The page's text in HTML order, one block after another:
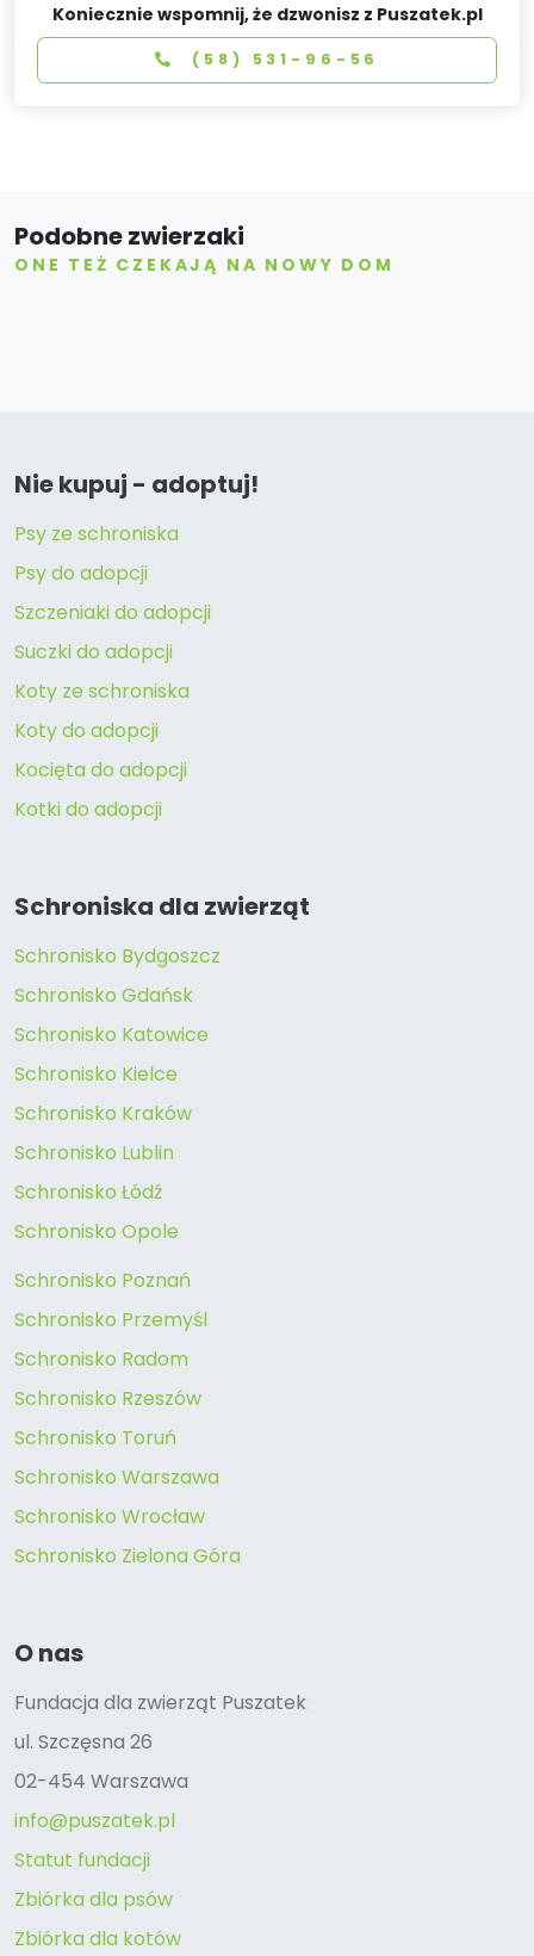
Koniecznie wspomnij, że dzwonisz z Puszatek.pl
(58) 531-96-56
Podobne zwierzaki
ONE TEŻ CZEKAJĄ NA NOWY DOM
Nie kupuj - adoptuj!
Psy ze schroniska
Psy do adopcji
Szczeniaki do adopcji
Suczki do adopcji
Koty ze schroniska
Koty do adopcji
Kocięta do adopcji
Kotki do adopcji
Schroniska dla zwierząt
Schronisko Bydgoszcz
Schronisko Gdańsk
Schronisko Katowice
Schronisko Kielce
Schronisko Kraków
Schronisko Lublin
Schronisko Łódź
Schronisko Opole
Schronisko Poznań
Schronisko Przemyśl
Schronisko Radom
Schronisko Rzeszów
Schronisko Toruń
Schronisko Warszawa
Schronisko Wrocław
Schronisko Zielona Góra
O nas
Fundacja dla zwierząt Puszatek
ul. Szczęsna 26
02-454 Warszawa
info@puszatek.pl
Statut fundacji
Zbiórka dla psów
Zbiórka dla kotów